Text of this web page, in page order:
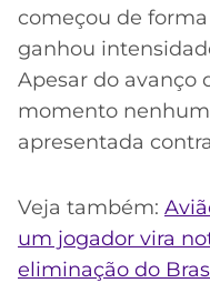
começou de
ganhou
Apesar do avanço
momento
apresentada
Veja também:
um jogador vira
eliminação do